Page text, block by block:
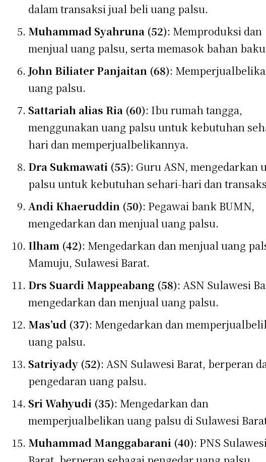
dalam transaksi jual beli uang palsu.
Muhammad Syahruna (52): Memproduksi dan
menjual uang palsu, serta memasok bahan
John Biliater Panjaitan (68):
uang palsu.
Sattariah alias Ria (60): Ibu rumah tangga,
menggunakan uang palsu untuk kebutuhan
hari dan memperjualbelikannya.
Dra Sukmawati (55): Guru ASN, mengedarkan
palsu untuk kebutuhan sehari-hari dan
Andi Khaeruddin (50): Pegawai bank BUMN,
mengedarkan dan menjual uang palsu.
Ilham (42): Mengedarkan dan menjual uang
Mamuju, Sulawesi Barat.
Drs Suardi Mappeabang (58): ASN Sulawesi
mengedarkan dan menjual uang palsu.
Mas’ud (37): Mengedarkan dan
uang palsu.
Satriyady (52): ASN Sulawesi Barat, berperan
pengedaran uang palsu.
Sri Wahyudi (35): Mengedarkan dan
memperjualbelikan uang palsu di Sulawesi
Muhammad Manggabarani (40): PNS